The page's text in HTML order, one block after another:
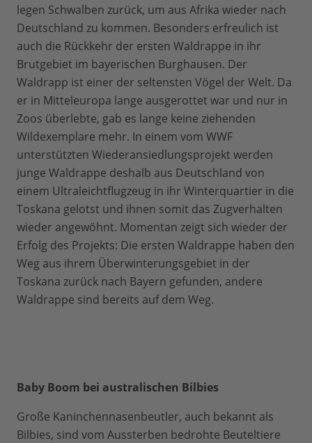
legen Schwalben zurück, um aus Afrika wieder nach
Deutschland zu kommen. Besonders erfreulich ist
auch die Rückkehr der ersten Waldrappe in ihr
Brutgebiet im bayerischen Burghausen. Der
Waldrapp ist einer der seltensten Vögel der Welt. Da
er in Mitteleuropa lange ausgerottet war und nur in
Zoos überlebte, gab es lange keine ziehenden
Wildexemplare mehr. In einem vom WWF
unterstützten Wiederansiedlungsprojekt werden
junge Waldrappe deshalb aus Deutschland von
einem Ultraleichtflugzeug in ihr Winterquartier in die
Toskana gelotst und ihnen somit das Zugverhalten
wieder angewöhnt. Momentan zeigt sich wieder der
Erfolg des Projekts: Die ersten Waldrappe haben den
Weg aus ihrem Überwinterungsgebiet in der
Toskana zurück nach Bayern gefunden, andere
Waldrappe sind bereits auf dem Weg.
Baby Boom bei australischen Bilbies
Große Kaninchennasenbeutler, auch bekannt als
Bilbies, sind vom Aussterben bedrohte Beuteltiere